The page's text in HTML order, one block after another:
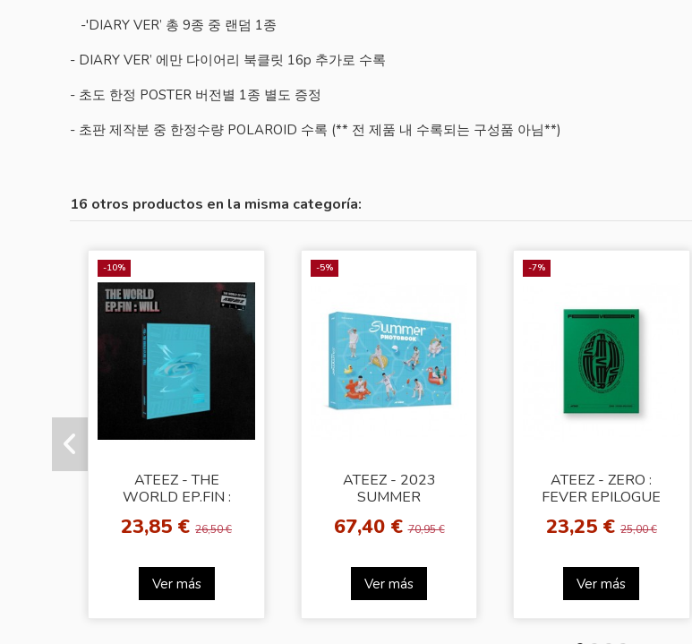
-'DIARY VER’ 총 9종 중 랜덤 1종
- DIARY VER’ 에만 다이어리 북클릿 16p 추가로 수록
- 초도 한정 POSTER 버전별 1종 별도 증정
- 초판 제작분 중 한정수량 POLAROID 수록 (** 전 제품 내 수록되는 구성품 아님**)
16 otros productos en la misma categoría:
-10%
ATEEZ - THE
WORLD EP.FIN :
23,85 €26,50 €
Ver más
-5%
ATEEZ - 2023
SUMMER
67,40 €70,95 €
Ver más
-7%
ATEEZ - ZERO :
FEVER EPILOGUE
23,25 € 25,00 €
Ver más